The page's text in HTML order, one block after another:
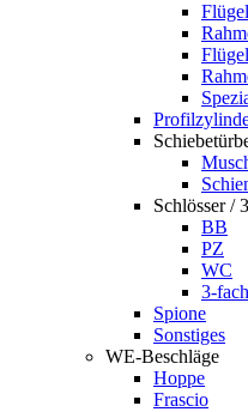
Schlösser /
BB
PZ
WC
3-
Spione
Sonstiges
WE-Beschläge
Hoppe
Frascio